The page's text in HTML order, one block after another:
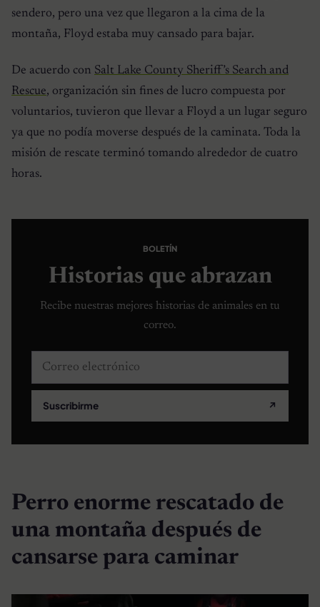
sendero, pero una vez que llegaron a la cima de la
montaña, Floyd estaba muy cansado para bajar.
De acuerdo con Salt Lake County Sheriff’s Search and
Rescue, organización sin fines de lucro compuesta por
voluntarios, tuvieron que llevar a Floyd a un lugar seguro
ya que no podía moverse después de la caminata. Toda la
misión de rescate terminó tomando alrededor de cuatro
horas.
BOLETÍN
Historias que abrazan
Recibe nuestras mejores historias de animales en tu
correo.
Correo electrónico
Suscribirme ↗
Perro enorme rescatado de
una montaña después de
cansarse para caminar